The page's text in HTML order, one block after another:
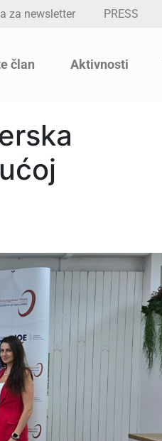
za newsletter PRESS
član Aktivnosti